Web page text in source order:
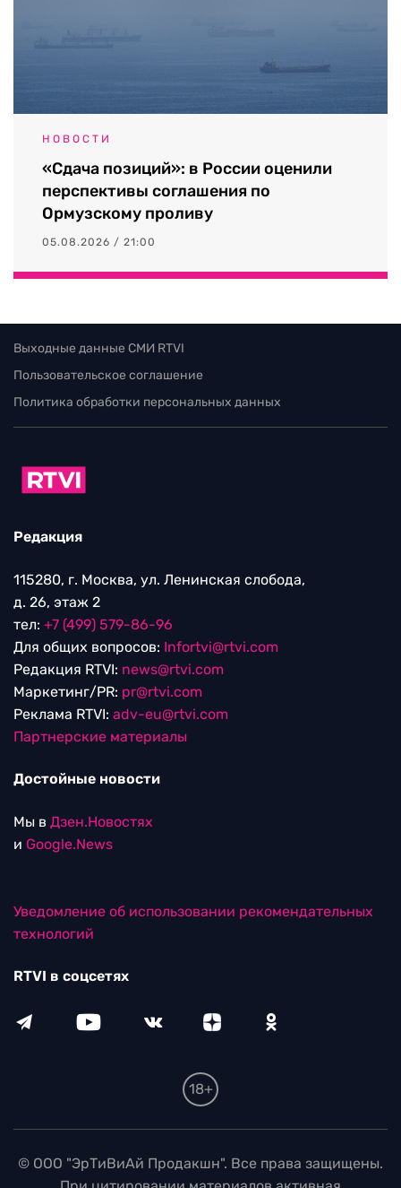
НОВОСТИ
«Сдача позиций»: в России оценили
перспективы соглашения по
Ормузскому проливу
05.08.2026 / 21:00
Выходные данные СМИ RTVI
Пользовательское соглашение
Политика обработки персональных данных
Редакция
115280, г. Москва, ул. Ленинская слобода,
д. 26, этаж 2
тел: +7 (499) 579-86-96
Для общих вопросов: Infortvi@rtvi.com
Редакция RTVI: news@rtvi.com
Маркетинг/PR: pr@rtvi.com
Реклама RTVI: adv-eu@rtvi.com
Партнерские материалы
Достойные новости
Мы в Дзен.Новостях
и Google.News
Уведомление об использовании рекомендательных
технологий
RTVI в соцсетях
18+
© ООО "ЭрТиВиАй Продакшн". Все права защищены.